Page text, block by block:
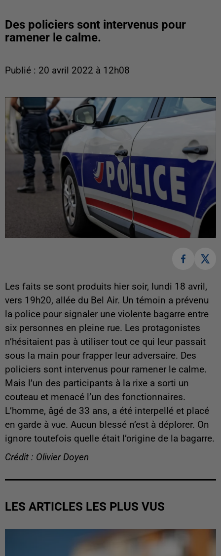
Des policiers sont intervenus pour
ramener le calme.
Publié : 20 avril 2022 à 12h08
Les faits se sont produits hier soir, lundi 18 avril,
vers 19h20, allée du Bel Air. Un témoin a prévenu
la police pour signaler une violente bagarre entre
six personnes en pleine rue. Les protagonistes
n’hésitaient pas à utiliser tout ce qui leur passait
sous la main pour frapper leur adversaire. Des
policiers sont intervenus pour ramener le calme.
Mais l’un des participants à la rixe a sorti un
couteau et menacé l’un des fonctionnaires.
L’homme, âgé de 33 ans, a été interpellé et placé
en garde à vue. Aucun blessé n’est à déplorer. On
ignore toutefois quelle était l’origine de la bagarre.
Crédit : Olivier Doyen
LES ARTICLES LES PLUS VUS